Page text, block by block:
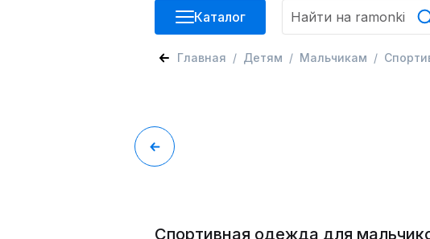
Каталог
Главная Детям Мальчикам
Спортивная одежда для